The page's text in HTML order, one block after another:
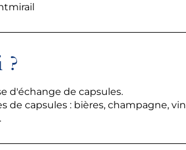
?
d'échange de capsules.
de capsules : bières, champagne, vin